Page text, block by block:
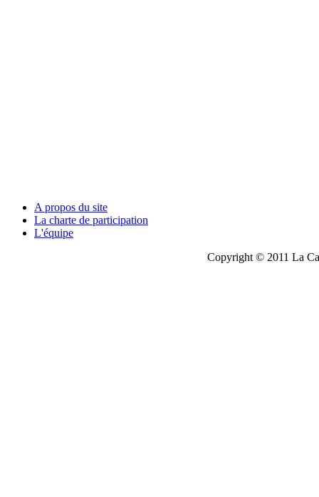
A propos du site
La charte de participation
L'équipe
Copyright © 2011 La